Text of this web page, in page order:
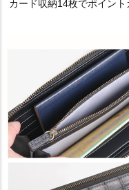
カード収納14枚でポイン